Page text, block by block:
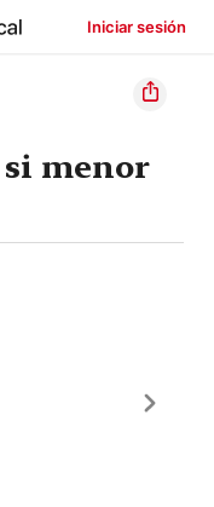
Iniciar sesión
menor